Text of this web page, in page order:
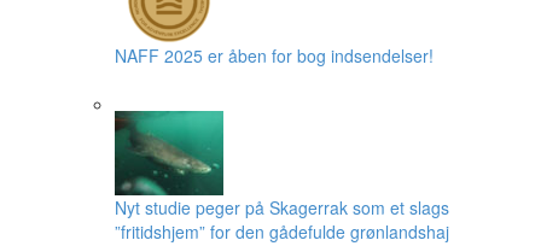
NAFF 2025 er åben for bog indsendelser!
Nyt studie peger på Skagerrak som et slags
”fritidshjem” for den gådefulde grønlandshaj